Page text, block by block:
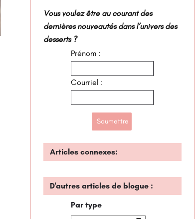
Vous voulez être au courant des
dernières nouveautés dans l’univers des
desserts ?
Prénom :
Courriel :
Articles connexes:
D'autres articles de blogue :
Par type